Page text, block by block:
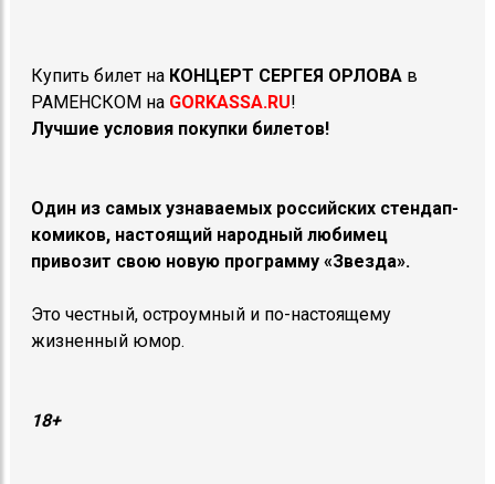
Купить билет на КОНЦЕРТ СЕРГЕЯ ОРЛОВА в
РАМЕНСКОМ на GORKASSA.RU!
Лучшие условия покупки билетов!
Один из самых узнаваемых российских стендап-
комиков, настоящий народный любимец
привозит свою новую программу «Звезда».
Это честный, остроумный и по-настоящему
жизненный юмор.
18+